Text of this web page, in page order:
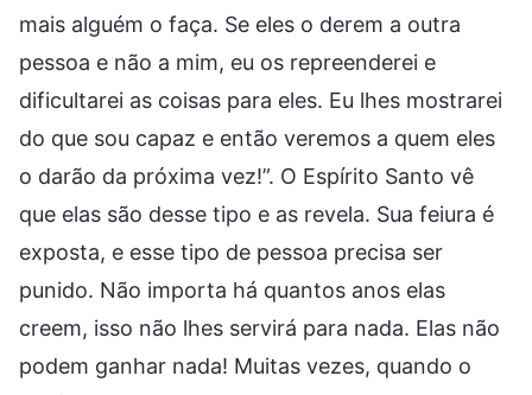
mais alguém o faça. Se eles o derem a outra
pessoa e não a mim, eu os repreenderei e
dificultarei as coisas para eles. Eu lhes mostrarei
do que sou capaz e então veremos a quem eles
o darão da próxima vez!”. O Espírito Santo vê
que elas são desse tipo e as revela. Sua feiura é
exposta, e esse tipo de pessoa precisa ser
punido. Não importa há quantos anos elas
creem, isso não lhes servirá para nada. Elas não
podem ganhar nada! Muitas vezes, quando o